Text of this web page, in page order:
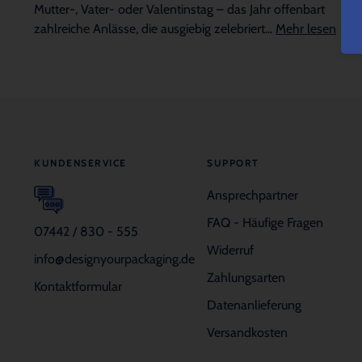
Mutter-, Vater- oder Valentinstag – das Jahr offenbart
zahlreiche Anlässe, die ausgiebig zelebriert... Mehr lesen
KUNDENSERVICE
07442 / 830 - 555
info@designyourpackaging.de
Kontaktformular
SUPPORT
Ansprechpartner
FAQ - Häufige Fragen
Widerruf
Zahlungsarten
Datenanlieferung
Versandkosten